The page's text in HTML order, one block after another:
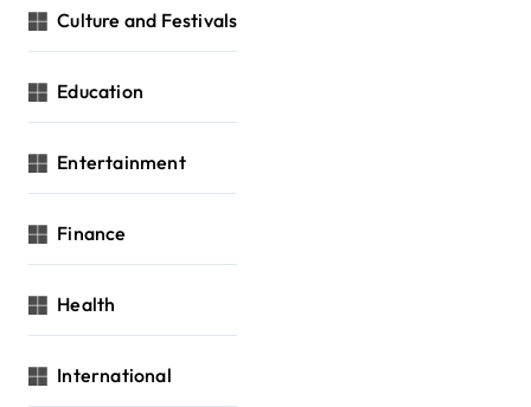
Culture and Festivals
Education
Entertainment
Finance
Health
International